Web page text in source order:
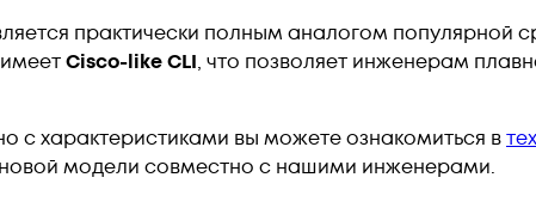
практически полным аналогом популярной
Cisco-like CLI, что позволяет инженерам
с характеристиками вы можете ознакомиться в
модели совместно с нашими инженерами.